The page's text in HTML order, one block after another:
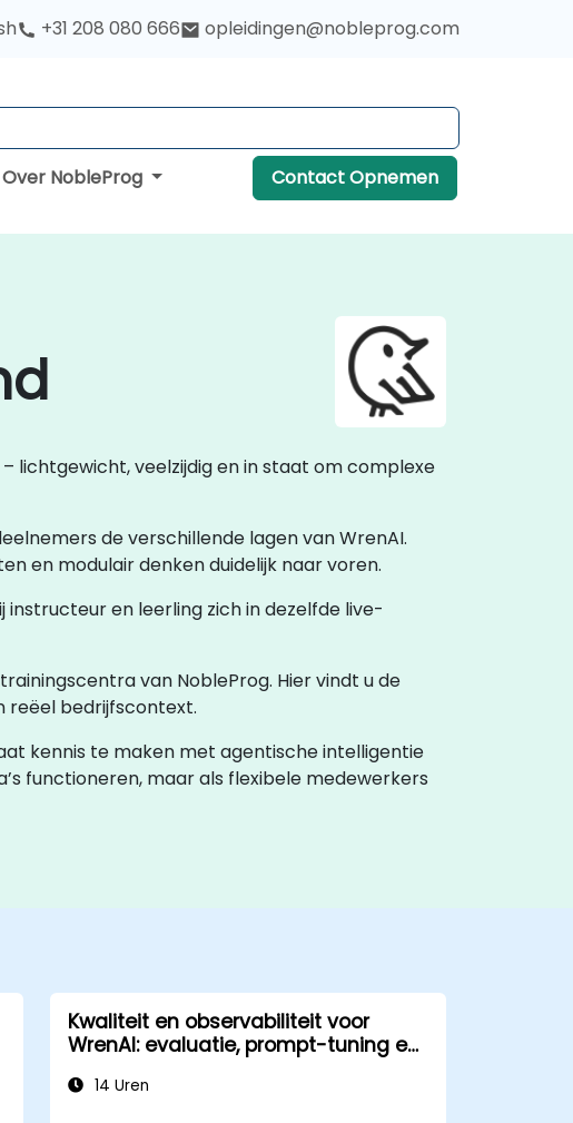
+31 208 080 666 opleidingen@nobleprog.com
Over NobleProg Contact Opnemen
lichtgewicht, veelzijdig en in staat om complexe
de verschillende lagen van WrenAI.
en modulair denken duidelijk naar voren.
instructeur en leerling zich in dezelfde live-
van NobleProg. Hier vindt u de
reëel bedrijfscontext.
kennis te maken met agentische intelligentie
functioneren, maar als flexibele medewerkers
Kwaliteit en observabiliteit voor
WrenAI: evaluatie, prompt-tuning en
14 Uren